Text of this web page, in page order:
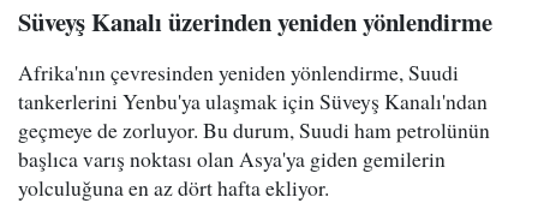
Süveyş Kanalı üzerinden yeniden yönlendirme
Afrika'nın çevresinden yeniden yönlendirme, Suudi
tankerlerini Yenbu'ya ulaşmak için Süveyş Kanalı'ndan
geçmeye de zorluyor. Bu durum, Suudi ham petrolünün
başlıca varış noktası olan Asya'ya giden gemilerin
yolculuğuna en az dört hafta ekliyor.